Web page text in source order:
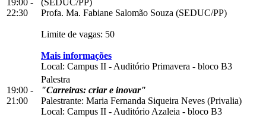
22:30
Profa. Ma. Fabiane Salomão Souza (SEDUC/PP)
Limite de vagas: 50
Mais informações
Local: Campus II - Auditório Primavera - bloco B3
19:00 -
21:00
Palestra
"Carreiras: criar e inovar"
Palestrante: Maria Fernanda Siqueira Neves (Privalia)
Local: Campus II - Auditório Azaleia - bloco B3